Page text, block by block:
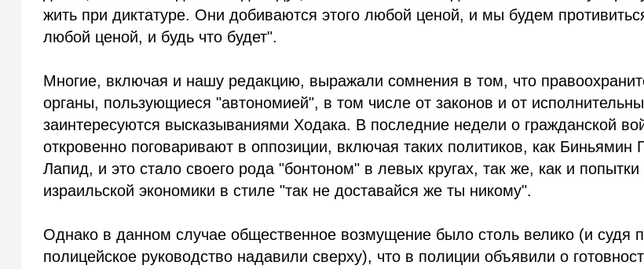
жить при диктатуре. Они добиваются этого любой ценой, и мы будем
любой ценой, и будь что будет".
Многие, включая и нашу редакцию, выражали сомнения в том, что
органы, пользующиеся "автономией", в том числе от законов и от
заинтересуются высказываниями Ходака. В последние недели о гражданской
откровенно поговаривают в оппозиции, включая таких политиков, как Биньямин
Лапид, и это стало своего рода "бонтоном" в левых кругах, так же, как и
израильской экономики в стиле "так не доставайся же ты никому".
Однако в данном случае общественное возмущение было столь велико (и судя
полицейское руководство надавили сверху), что в полиции объявили о